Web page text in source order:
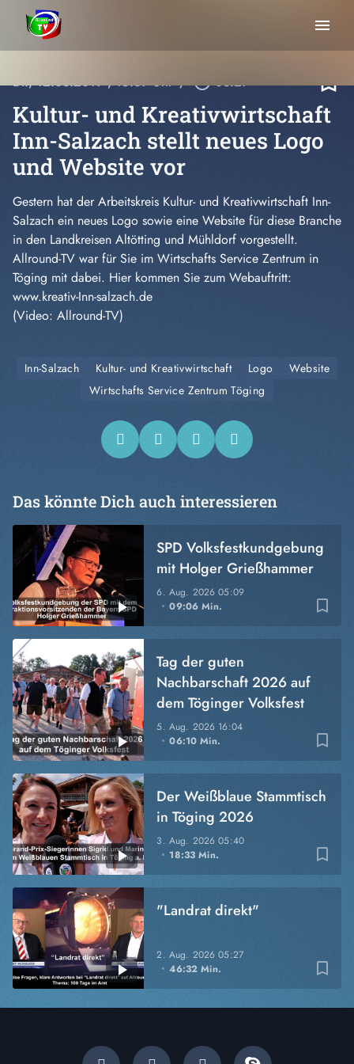
menu
Di., 12.03.2019, 15:39 Uhr / play_circle_outline03:27 bookmark_border
Kultur- und Kreativwirtschaft
Inn-Salzach stellt neues Logo
und Website vor
Gestern hat der Arbeitskreis Kultur- und Kreativwirtschaft Inn-
Salzach ein neues Logo sowie eine Website für diese Branche
in den Landkreisen Altötting und Mühldorf vorgestellt.
Allround-TV war für Sie im Wirtschafts Service Zentrum in
Töging mit dabei. Hier kommen Sie zum Webauftritt:
www.kreativ-Inn-salzach.de
(Video: Allround-TV)
Inn-Salzach Kultur- und Kreativwirtschaft Logo
Website
Wirtschafts Service Zentrum Töging
Das könnte Dich auch interessieren
bookmark_border
6. Aug. 202605:09
09:06 Min.
SPD Volksfestkundgebung
mit Holger Grießhammer
bookmark_border
5. Aug. 2026 16:04
06:10 Min.
Tag der guten
Nachbarschaft 2026 auf
dem Töginger Volksfest
bookmark_border
3. Aug. 202605:40
18:33 Min.
Der Weißblaue Stammtisch
in Töging 2026
bookmark_border
2. Aug. 202605:27
46:32 Min.
"Landrat direkt"